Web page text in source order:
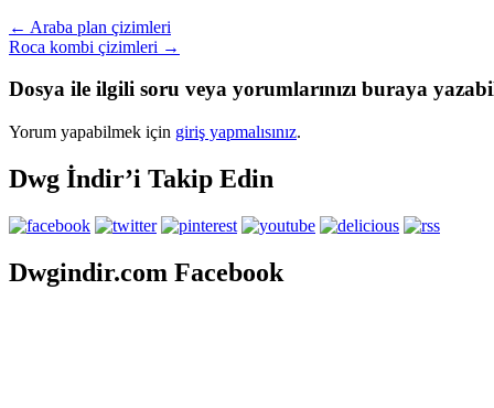
← Araba plan çizimleri
Roca kombi çizimleri →
Dosya ile ilgili soru veya yorumlarınızı buraya
Yorum yapabilmek için giriş yapmalısınız.
Dwg İndir’i Takip Edin
Dwgindir.com Facebook